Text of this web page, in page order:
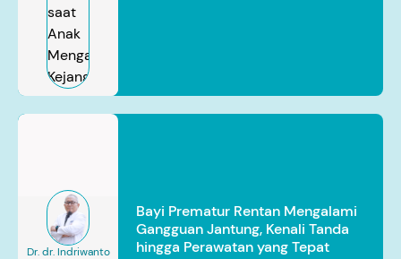
Dr. dr. Indriwanto
Bayi Prematur Rentan Mengalami
Gangguan Jantung, Kenali Tanda
hingga Perawatan yang Tepat